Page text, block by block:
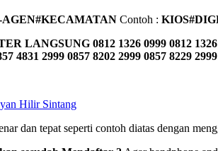
Contoh :
LANGSUNG 0812 1326 0999 0812
4831 2999 0857 8202 2999 0857 8229
Hilir Sintang
dan tepat seperti contoh diatas dengan